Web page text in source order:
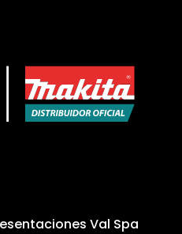
Val Spa